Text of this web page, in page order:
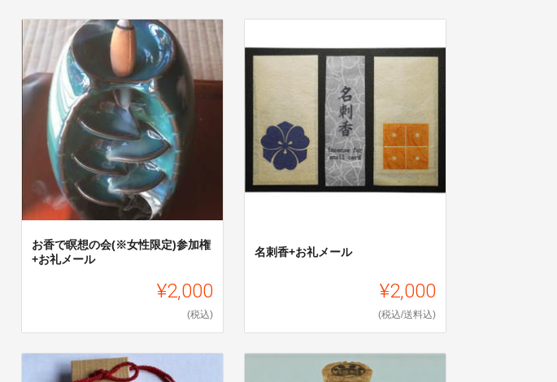
お香で瞑想の会(※女性限定)参加権
+お礼メール
¥2,000
(税込)
名刺香+お礼メール
¥2,000
(税込/送料込)